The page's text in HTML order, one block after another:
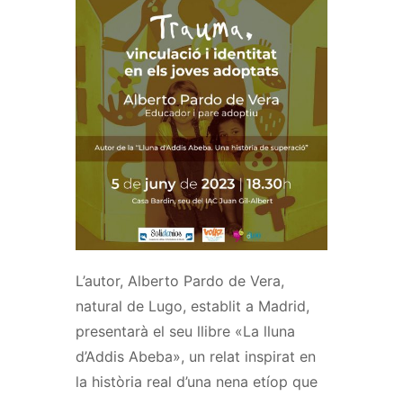
L’autor, Alberto Pardo de Vera,
natural de Lugo, establit a Madrid,
presentarà el seu llibre «La lluna
d’Addis Abeba», un relat inspirat en
la història real d’una nena etíop que